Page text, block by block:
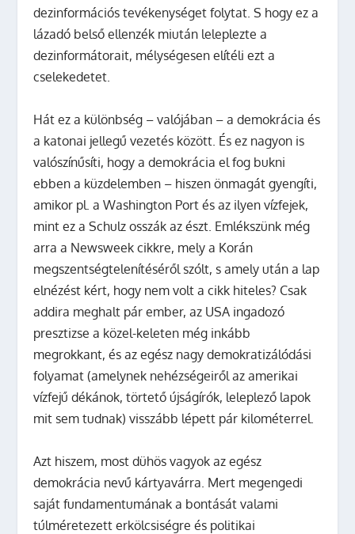
dezinformációs tevékenységet folytat. S hogy ez a
lázadó belső ellenzék miután leleplezte a
dezinformátorait, mélységesen elítéli ezt a
cselekedetet.
Hát ez a különbség – valójában – a demokrácia és
a katonai jellegű vezetés között. És ez nagyon is
valószínűsíti, hogy a demokrácia el fog bukni
ebben a küzdelemben – hiszen önmagát gyengíti,
amikor pl. a Washington Port és az ilyen vízfejek,
mint ez a Schulz osszák az észt. Emlékszünk még
arra a Newsweek cikkre, mely a Korán
megszentségtelenítéséről szólt, s amely után a lap
elnézést kért, hogy nem volt a cikk hiteles? Csak
addira meghalt pár ember, az USA ingadozó
presztizse a közel-keleten még inkább
megrokkant, és az egész nagy demokratizálódási
folyamat (amelynek nehézségeiről az amerikai
vízfejű dékánok, törtető újságírók, leleplező lapok
mit sem tudnak) visszább lépett pár kilométerrel.
Azt hiszem, most dühös vagyok az egész
demokrácia nevű kártyavárra. Mert megengedi
saját fundamentumának a bontását valami
túlméretezett erkölcsiségre és politikai